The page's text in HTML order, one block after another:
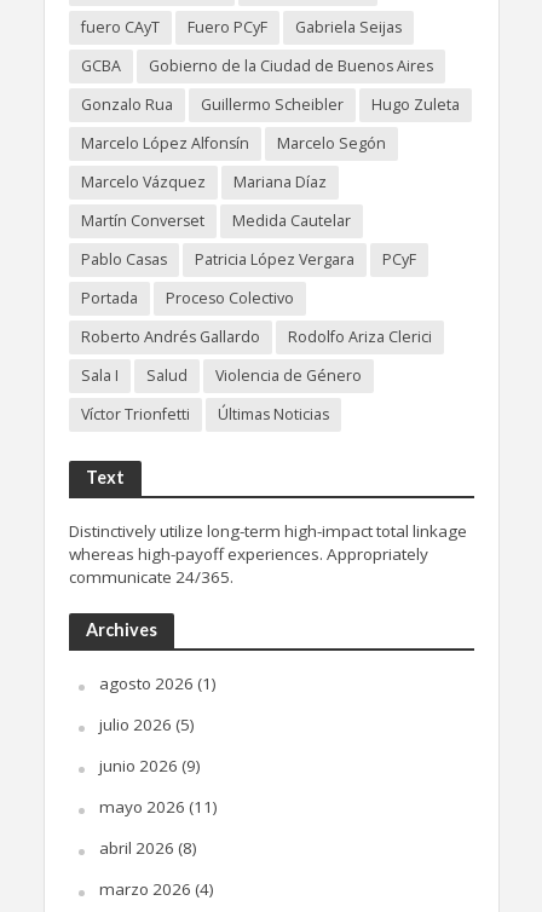
fuero CAyT
Fuero PCyF
Gabriela Seijas
GCBA
Gobierno de la Ciudad de Buenos Aires
Gonzalo Rua
Guillermo Scheibler
Hugo Zuleta
Marcelo López Alfonsín
Marcelo Segón
Marcelo Vázquez
Mariana Díaz
Martín Converset
Medida Cautelar
Pablo Casas
Patricia López Vergara
PCyF
Portada
Proceso Colectivo
Roberto Andrés Gallardo
Rodolfo Ariza Clerici
Sala I
Salud
Violencia de Género
Víctor Trionfetti
Últimas Noticias
Text
Distinctively utilize long-term high-impact total linkage
whereas high-payoff experiences. Appropriately
communicate 24/365.
Archives
agosto 2026 (1)
julio 2026 (5)
junio 2026 (9)
mayo 2026 (11)
abril 2026 (8)
marzo 2026 (4)